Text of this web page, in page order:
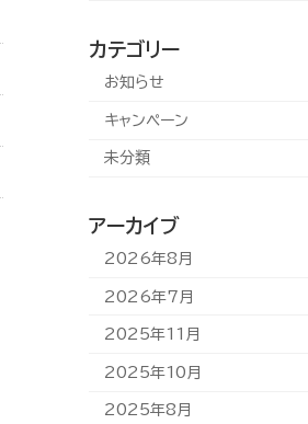
カテゴリー
お知らせ
キャンペーン
未分類
アーカイブ
2026年8月
2026年7月
2025年11月
2025年10月
2025年8月